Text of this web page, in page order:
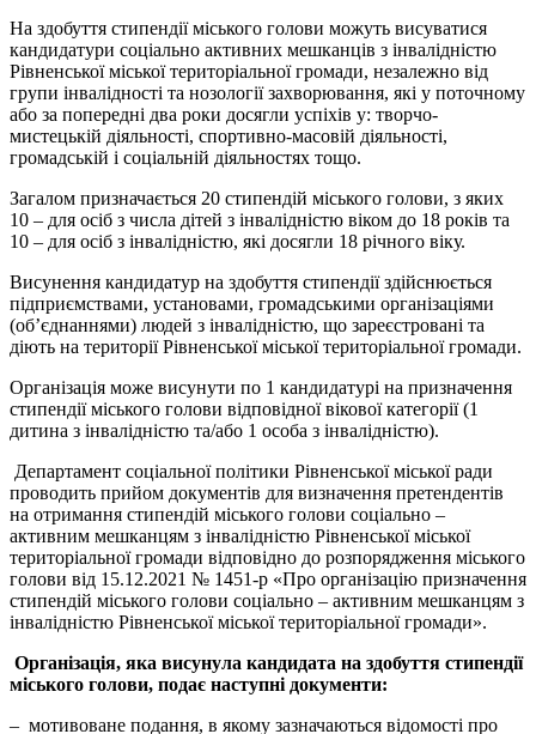
На здобуття стипендії міського голови можуть висуватися
кандидатури соціально активних мешканців з інвалідністю
Рівненської міської територіальної громади, незалежно від
групи інвалідності та нозології захворювання, які у поточному
або за попередні два роки досягли успіхів у: творчо-
мистецькій діяльності, спортивно-масовій діяльності,
громадській і соціальній діяльностях тощо.
Загалом призначається 20 стипендій міського голови, з яких
10 – для осіб з числа дітей з інвалідністю віком до 18 років та
10 – для осіб з інвалідністю, які досягли 18 річного віку.
Висунення кандидатур на здобуття стипендії здійснюється
підприємствами, установами, громадськими організаціями
(об’єднаннями) людей з інвалідністю, що зареєстровані та
діють на території Рівненської міської територіальної громади.
Організація може висунути по 1 кандидатурі на призначення
стипендії міського голови відповідної вікової категорії (1
дитина з інвалідністю та/або 1 особа з інвалідністю).
Департамент соціальної політики Рівненської міської ради
проводить прийом документів для визначення претендентів
на отримання стипендій міського голови соціально –
активним мешканцям з інвалідністю Рівненської міської
територіальної громади відповідно до розпорядження міського
голови від 15.12.2021 № 1451-р «Про організацію призначення
стипендій міського голови соціально – активним мешканцям з
інвалідністю Рівненської міської територіальної громади».
Організація, яка висунула кандидата на здобуття стипендії
міського голови, подає наступні документи:
– мотивоване подання, в якому зазначаються відомості про